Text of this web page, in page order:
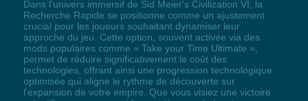
Dans l'univers immersif de Sid Meier's Civilization VI, la
Recherche Rapide se positionne comme un ajustement
crucial pour les joueurs souhaitant dynamiser leur
approche du jeu. Cette option, souvent activée via des
mods populaires comme « Take your Time Ultimate »,
permet de réduire significativement le coût des
technologies, offrant ainsi une progression technologique
optimisée qui aligne le rythme de découverte sur
l'expansion de votre empire. Que vous visiez une victoire